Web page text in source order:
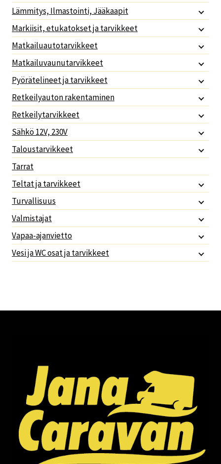
Lämmitys, Ilmastointi, Jääkaapit
Markiisit, etukatokset ja tarvikkeet
Matkailuautotarvikkeet
Matkailuvaunutarvikkeet
Pyörätelineet ja tarvikkeet
Retkeilyauton rakentaminen
Retkeilytarvikkeet
Sähkö 12V, 230V
Taloustarvikkeet
Tarrat
Teltat ja tarvikkeet
Turvallisuus
Valmistajat
Vapaa-ajanvietto
Vesi ja WC osat ja tarvikkeet